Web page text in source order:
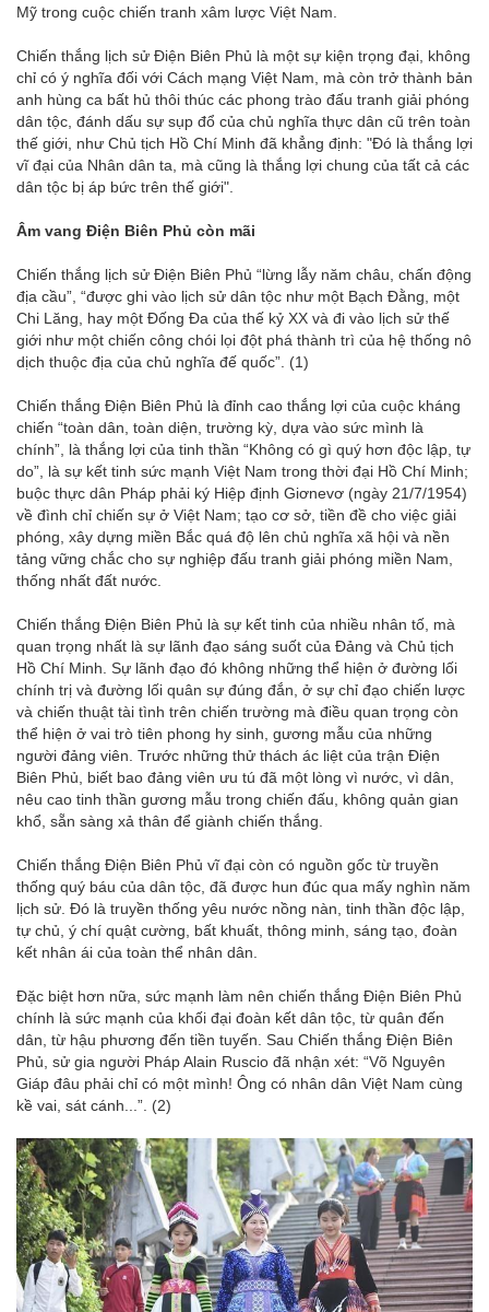
Mỹ trong cuộc chiến tranh xâm lược Việt Nam.
Chiến thắng lịch sử Điện Biên Phủ là một sự kiện trọng đại, không
chỉ có ý nghĩa đối với Cách mạng Việt Nam, mà còn trở thành bản
anh hùng ca bất hủ thôi thúc các phong trào đấu tranh giải phóng
dân tộc, đánh dấu sự sụp đổ của chủ nghĩa thực dân cũ trên toàn
thế giới, như Chủ tịch Hồ Chí Minh đã khẳng định: "Đó là thắng lợi
vĩ đại của Nhân dân ta, mà cũng là thắng lợi chung của tất cả các
dân tộc bị áp bức trên thế giới".
Âm vang Điện Biên Phủ còn mãi
Chiến thắng lịch sử Điện Biên Phủ “lừng lẫy năm châu, chấn động
địa cầu”, “được ghi vào lịch sử dân tộc như một Bạch Đằng, một
Chi Lăng, hay một Đống Đa của thế kỷ XX và đi vào lịch sử thế
giới như một chiến công chói lọi đột phá thành trì của hệ thống nô
dịch thuộc địa của chủ nghĩa đế quốc”. (1)
Chiến thắng Điện Biên Phủ là đỉnh cao thắng lợi của cuộc kháng
chiến “toàn dân, toàn diện, trường kỳ, dựa vào sức mình là
chính”, là thắng lợi của tinh thần “Không có gì quý hơn độc lập, tự
do”, là sự kết tinh sức mạnh Việt Nam trong thời đại Hồ Chí Minh;
buộc thực dân Pháp phải ký Hiệp định Giơnevơ (ngày 21/7/1954)
về đình chỉ chiến sự ở Việt Nam; tạo cơ sở, tiền đề cho việc giải
phóng, xây dựng miền Bắc quá độ lên chủ nghĩa xã hội và nền
tảng vững chắc cho sự nghiệp đấu tranh giải phóng miền Nam,
thống nhất đất nước.
Chiến thắng Điện Biên Phủ là sự kết tinh của nhiều nhân tố, mà
quan trọng nhất là sự lãnh đạo sáng suốt của Đảng và Chủ tịch
Hồ Chí Minh. Sự lãnh đạo đó không những thể hiện ở đường lối
chính trị và đường lối quân sự đúng đắn, ở sự chỉ đạo chiến lược
và chiến thuật tài tình trên chiến trường mà điều quan trọng còn
thể hiện ở vai trò tiên phong hy sinh, gương mẫu của những
người đảng viên. Trước những thử thách ác liệt của trận Điện
Biên Phủ, biết bao đảng viên ưu tú đã một lòng vì nước, vì dân,
nêu cao tinh thần gương mẫu trong chiến đấu, không quản gian
khổ, sẵn sàng xả thân để giành chiến thắng.
Chiến thắng Điện Biên Phủ vĩ đại còn có nguồn gốc từ truyền
thống quý báu của dân tộc, đã được hun đúc qua mấy nghìn năm
lịch sử. Đó là truyền thống yêu nước nồng nàn, tinh thần độc lập,
tự chủ, ý chí quật cường, bất khuất, thông minh, sáng tạo, đoàn
kết nhân ái của toàn thể nhân dân.
Đặc biệt hơn nữa, sức mạnh làm nên chiến thắng Điện Biên Phủ
chính là sức mạnh của khối đại đoàn kết dân tộc, từ quân đến
dân, từ hậu phương đến tiền tuyến. Sau Chiến thắng Điện Biên
Phủ, sử gia người Pháp Alain Ruscio đã nhận xét: “Võ Nguyên
Giáp đâu phải chỉ có một mình! Ông có nhân dân Việt Nam cùng
kề vai, sát cánh...”. (2)